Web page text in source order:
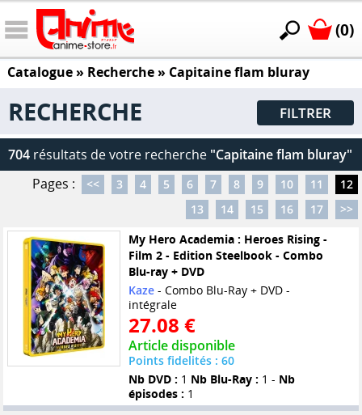
(0)
Catalogue» Recherche » Capitaine flam bluray
RECHERCHE FILTRER
704 résultats de votre recherche "Capitaine flam bluray"
Pages :
<< 3 4 5 6 7 8 9 10 11
12
13
14 15 16 17
>>
My Hero Academia : Heroes Rising -
Film 2 - Edition Steelbook - Combo
Blu-ray + DVD
Kaze- Combo Blu-Ray + DVD -
intégrale
27.08 €
Article disponible
Points fidelités : 60
Nb DVD : 1 Nb Blu-Ray : 1 - Nb
épisodes : 1